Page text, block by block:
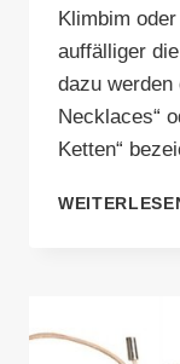
Klimbim
auffälliger
dazu werden
Necklaces“
Ketten“